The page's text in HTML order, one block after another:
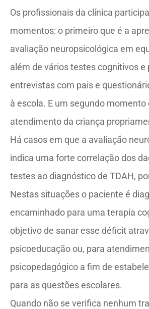
Os profissionais da clínica
momentos: o primeiro que é a
avaliação neuropsicológica em
além de vários testes cognitivos e
entrevistas com pais e
à escola. E um segundo momento
atendimento da criança
Há casos em que a avaliação
indica uma forte correlação dos
testes ao diagnóstico de TDAH,
Nestas situações o paciente é
encaminhado para uma terapia
objetivo de sanar esse déficit
psicoeducação ou, para
psicopedagógico a fim de
para as questões escolares.
Quando não se verifica nenhum